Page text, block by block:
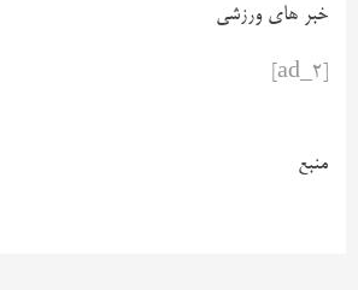
خبر های ورزشی
منبع